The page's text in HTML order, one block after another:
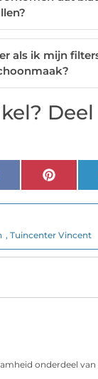
als ik mijn
, Tuincenter Vincent
onderdeel